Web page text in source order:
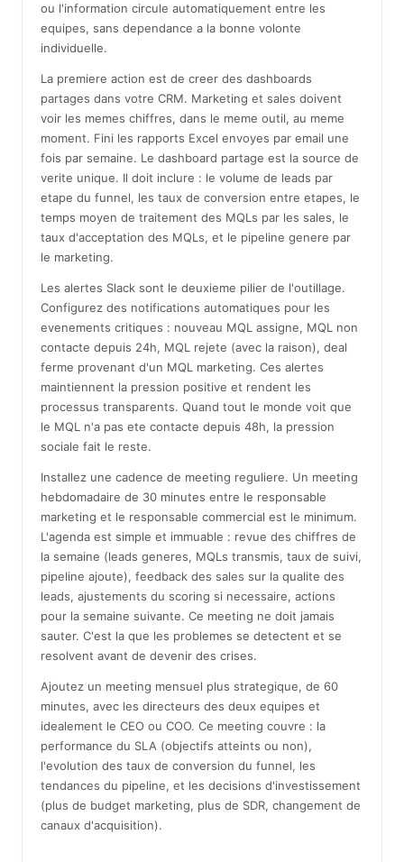
ou l'information circule automatiquement entre les
equipes, sans dependance a la bonne volonte
individuelle.
La premiere action est de creer des dashboards
partages dans votre CRM. Marketing et sales doivent
voir les memes chiffres, dans le meme outil, au meme
moment. Fini les rapports Excel envoyes par email une
fois par semaine. Le dashboard partage est la source de
verite unique. Il doit inclure : le volume de leads par
etape du funnel, les taux de conversion entre etapes, le
temps moyen de traitement des MQLs par les sales, le
taux d'acceptation des MQLs, et le pipeline genere par
le marketing.
Les alertes Slack sont le deuxieme pilier de l'outillage.
Configurez des notifications automatiques pour les
evenements critiques : nouveau MQL assigne, MQL non
contacte depuis 24h, MQL rejete (avec la raison), deal
ferme provenant d'un MQL marketing. Ces alertes
maintiennent la pression positive et rendent les
processus transparents. Quand tout le monde voit que
le MQL n'a pas ete contacte depuis 48h, la pression
sociale fait le reste.
Installez une cadence de meeting reguliere. Un meeting
hebdomadaire de 30 minutes entre le responsable
marketing et le responsable commercial est le minimum.
L'agenda est simple et immuable : revue des chiffres de
la semaine (leads generes, MQLs transmis, taux de suivi,
pipeline ajoute), feedback des sales sur la qualite des
leads, ajustements du scoring si necessaire, actions
pour la semaine suivante. Ce meeting ne doit jamais
sauter. C'est la que les problemes se detectent et se
resolvent avant de devenir des crises.
Ajoutez un meeting mensuel plus strategique, de 60
minutes, avec les directeurs des deux equipes et
idealement le CEO ou COO. Ce meeting couvre : la
performance du SLA (objectifs atteints ou non),
l'evolution des taux de conversion du funnel, les
tendances du pipeline, et les decisions d'investissement
(plus de budget marketing, plus de SDR, changement de
canaux d'acquisition).